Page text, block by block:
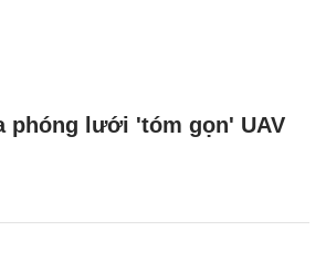
phóng lưới 'tóm gọn' UAV